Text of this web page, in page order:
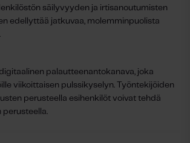
säilyvyyden ja irtisanoutumisten
edellyttää jatkuvaa, molemminpuolista
palautteenantokanava, joka
viikoittaisen pulssikyselyn. Työntekijöiden
perusteella esihenkilöt voivat tehdä
perusteella.